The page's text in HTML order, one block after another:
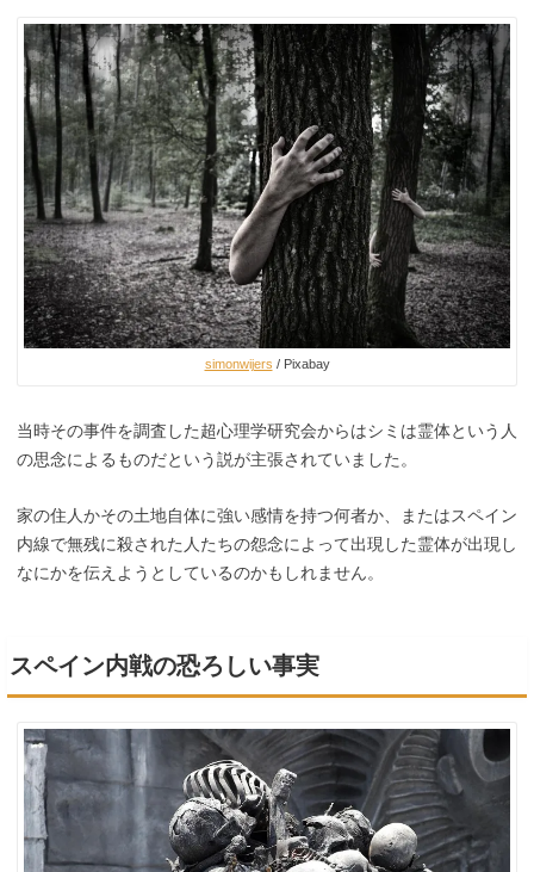
simonwijers / Pixabay
当時その事件を調査した超心理学研究会からはシミは霊体という人
の思念によるものだという説が主張されていました。
家の住人かその土地自体に強い感情を持つ何者か、またはスペイン
内線で無残に殺された人たちの怨念によって出現した霊体が出現し
なにかを伝えようとしているのかもしれません。
スペイン内戦の恐ろしい事実